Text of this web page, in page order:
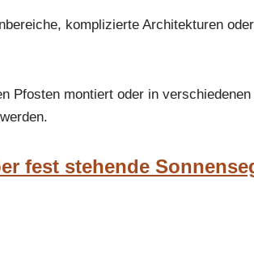
komplizierte Architekturen
Pfosten montiert oder in verschiedenen
fest stehende